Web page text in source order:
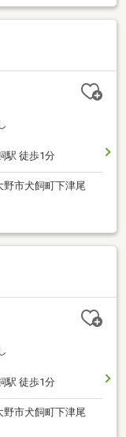
駅 徒歩1分
野市犬飼町下津尾
駅 徒歩1分
野市犬飼町下津尾